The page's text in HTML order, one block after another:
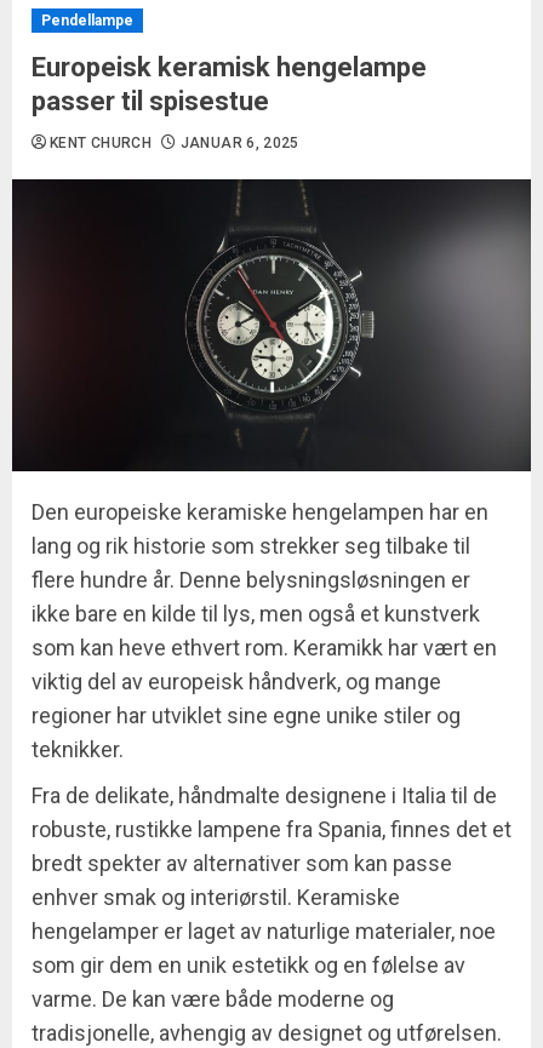
Pendellampe
Europeisk keramisk hengelampe
passer til spisestue
KENT CHURCH JANUAR 6, 2025
Den europeiske keramiske hengelampen har en
lang og rik historie som strekker seg tilbake til
flere hundre år. Denne belysningsløsningen er
ikke bare en kilde til lys, men også et kunstverk
som kan heve ethvert rom. Keramikk har vært en
viktig del av europeisk håndverk, og mange
regioner har utviklet sine egne unike stiler og
teknikker.
Fra de delikate, håndmalte designene i Italia til de
robuste, rustikke lampene fra Spania, finnes det et
bredt spekter av alternativer som kan passe
enhver smak og interiørstil. Keramiske
hengelamper er laget av naturlige materialer, noe
som gir dem en unik estetikk og en følelse av
varme. De kan være både moderne og
tradisjonelle, avhengig av designet og utførelsen.